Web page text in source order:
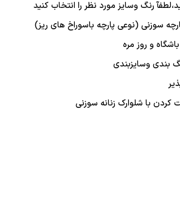
رنگ وسایز مورد نظر را انتخاب کنید
سوزنی (نوعی پارچه باسوراخ های ریز)
و روز مره
بندی وسایزبندی
کردن با شلوارک زنانه سوزنی